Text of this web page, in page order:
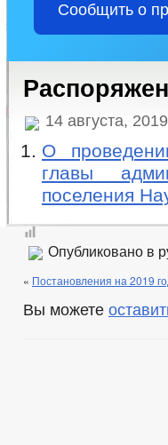
Сообщить о
14 августа,
О
главы
поселения
Опубликовано в
« Постановления на 2019
Вы можете